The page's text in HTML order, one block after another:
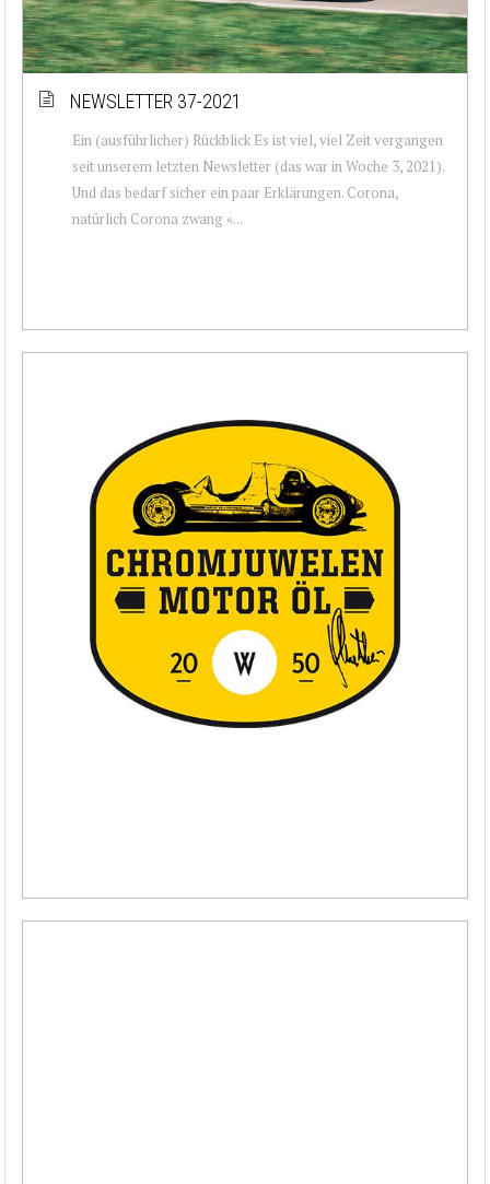
NEWSLETTER 37-2021
Ein (ausführlicher) Rückblick Es ist viel, viel Zeit vergangen
seit unserem letzten Newsletter (das war in Woche 3, 2021).
Und das bedarf sicher ein paar Erklärungen. Corona,
natürlich Corona zwang «...